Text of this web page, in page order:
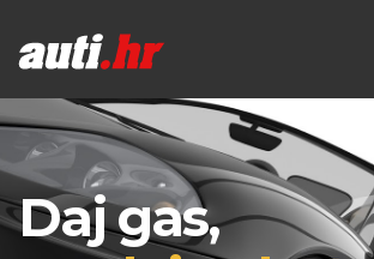
Daj gas,